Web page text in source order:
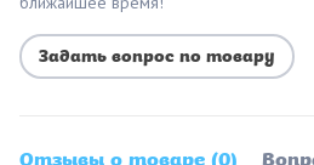
Задать вопрос по товару